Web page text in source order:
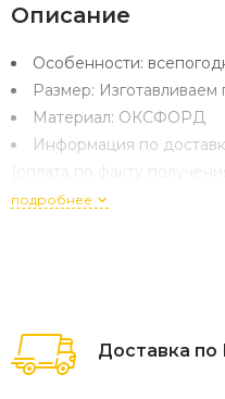
Описание
Особенности:
Размер:
Материал: ОКСФОРД
Информация по
(оплата по факту
подробнее
Доставка по